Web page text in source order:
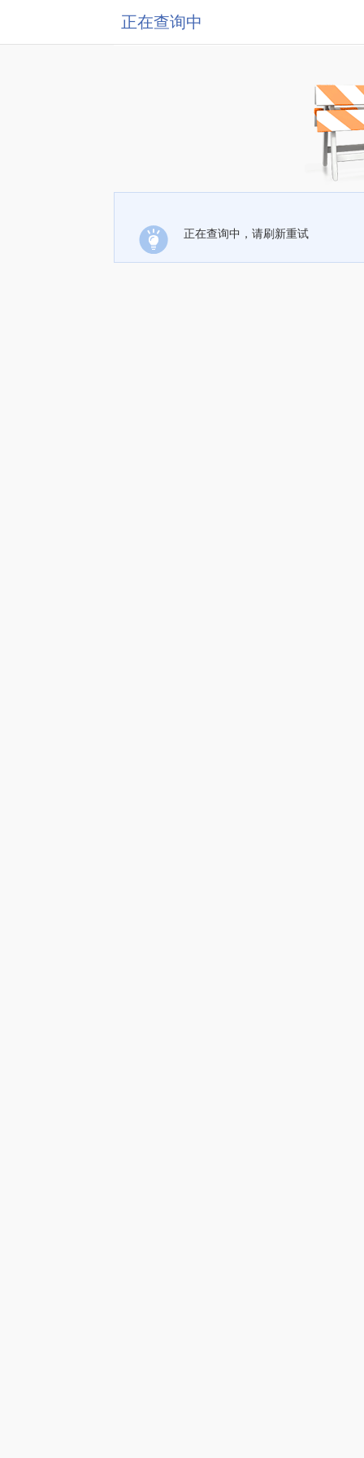
正在查询中
正在查询中，请刷新重试